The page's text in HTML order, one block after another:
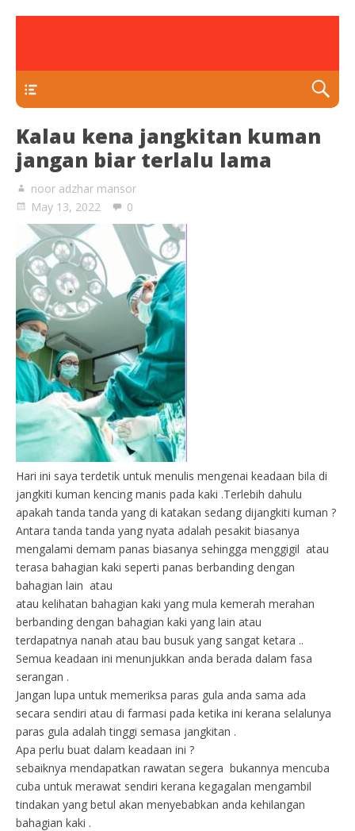
Kalau kena jangkitan kuman
jangan biar terlalu lama
noor adzhar mansor
May 13, 2022
0
Hari ini saya terdetik untuk menulis mengenai keadaan bila di
jangkiti kuman kencing manis pada kaki .Terlebih dahulu
apakah tanda tanda yang di katakan sedang dijangkiti kuman ?
Antara tanda tanda yang nyata adalah pesakit biasanya
mengalami demam panas biasanya sehingga menggigil atau
terasa bahagian kaki seperti panas berbanding dengan
bahagian lain atau
atau kelihatan bahagian kaki yang mula kemerah merahan
berbanding dengan bahagian kaki yang lain atau
terdapatnya nanah atau bau busuk yang sangat ketara ..
Semua keadaan ini menunjukkan anda berada dalam fasa
serangan .
Jangan lupa untuk memeriksa paras gula anda sama ada
secara sendiri atau di farmasi pada ketika ini kerana selalunya
paras gula adalah tinggi semasa jangkitan .
Apa perlu buat dalam keadaan ini ?
sebaiknya mendapatkan rawatan segera bukannya mencuba
cuba untuk merawat sendiri kerana kegagalan mengambil
tindakan yang betul akan menyebabkan anda kehilangan
bahagian kaki .